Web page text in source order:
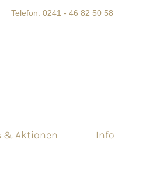
Telefon: 0241 - 46 82 50 58
& Aktionen Info